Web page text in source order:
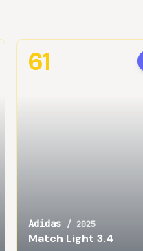
Adidas / 2025
Match Light 3.4
61